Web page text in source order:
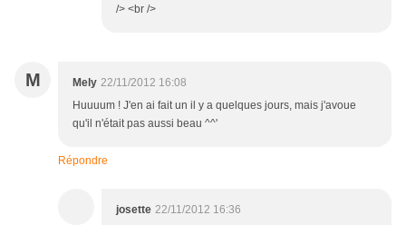
/> <br />
M Mely 22/11/2012 16:08
Huuuum ! J'en ai fait un il y a quelques jours, mais j'avoue
qu'il n'était pas aussi beau ^^'
Répondre
josette 22/11/2012 16:36